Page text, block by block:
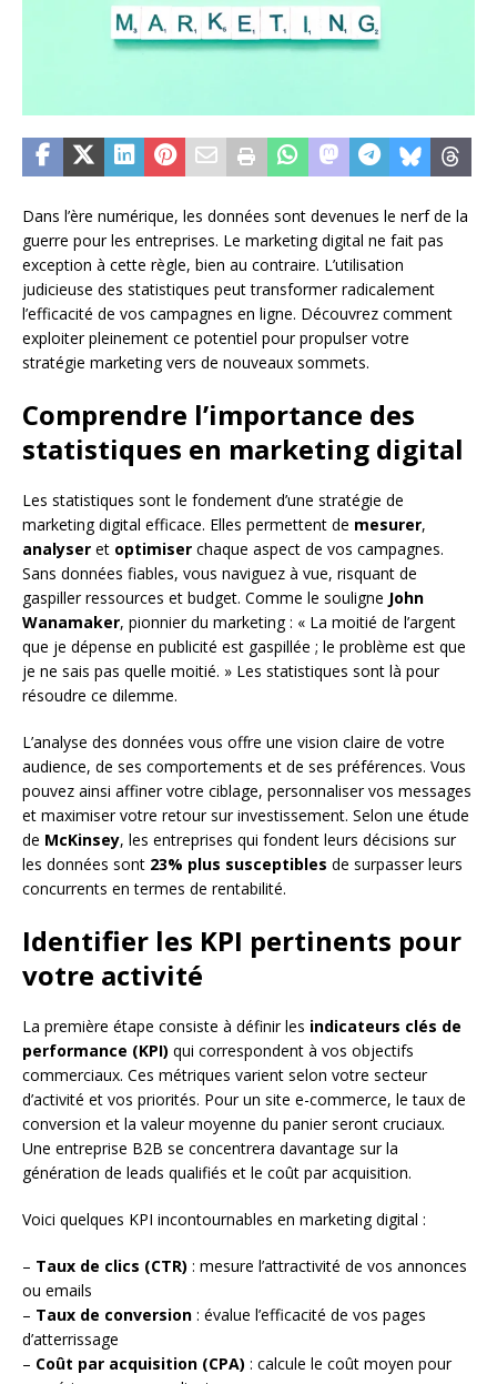
Dans l’ère numérique, les données sont devenues le nerf de la
guerre pour les entreprises. Le marketing digital ne fait pas
exception à cette règle, bien au contraire. L’utilisation
judicieuse des statistiques peut transformer radicalement
l’efficacité de vos campagnes en ligne. Découvrez comment
exploiter pleinement ce potentiel pour propulser votre
stratégie marketing vers de nouveaux sommets.
Comprendre l’importance des
statistiques en marketing digital
Les statistiques sont le fondement d’une stratégie de
marketing digital efficace. Elles permettent de mesurer,
analyser et optimiser chaque aspect de vos campagnes.
Sans données fiables, vous naviguez à vue, risquant de
gaspiller ressources et budget. Comme le souligne John
Wanamaker, pionnier du marketing : « La moitié de l’argent
que je dépense en publicité est gaspillée ; le problème est que
je ne sais pas quelle moitié. » Les statistiques sont là pour
résoudre ce dilemme.
L’analyse des données vous offre une vision claire de votre
audience, de ses comportements et de ses préférences. Vous
pouvez ainsi affiner votre ciblage, personnaliser vos messages
et maximiser votre retour sur investissement. Selon une étude
de McKinsey, les entreprises qui fondent leurs décisions sur
les données sont 23% plus susceptibles de surpasser leurs
concurrents en termes de rentabilité.
Identifier les KPI pertinents pour
votre activité
La première étape consiste à définir les indicateurs clés de
performance (KPI) qui correspondent à vos objectifs
commerciaux. Ces métriques varient selon votre secteur
d’activité et vos priorités. Pour un site e-commerce, le taux de
conversion et la valeur moyenne du panier seront cruciaux.
Une entreprise B2B se concentrera davantage sur la
génération de leads qualifiés et le coût par acquisition.
Voici quelques KPI incontournables en marketing digital :
– Taux de clics (CTR) : mesure l’attractivité de vos annonces
ou emails
– Taux de conversion : évalue l’efficacité de vos pages
d’atterrissage
– Coût par acquisition (CPA) : calcule le coût moyen pour